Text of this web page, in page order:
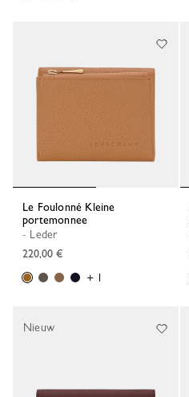
Le Foulonné Kleine
portemonnee
- Leder
220,00 €
+ 1
Nieuw